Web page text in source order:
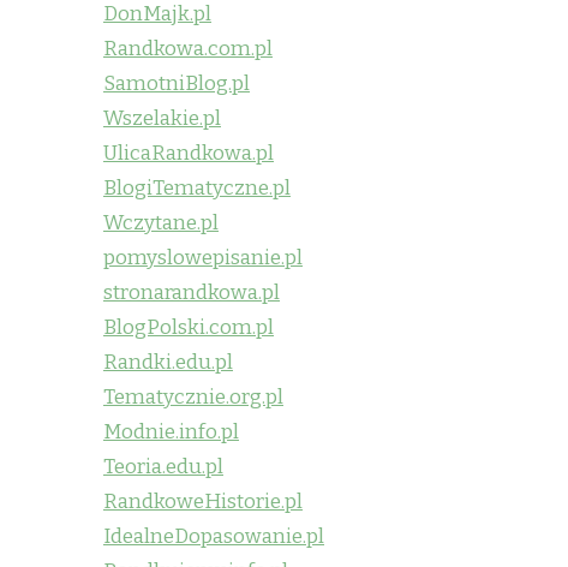
DonMajk.pl
Randkowa.com.pl
SamotniBlog.pl
Wszelakie.pl
UlicaRandkowa.pl
BlogiTematyczne.pl
Wczytane.pl
pomyslowepisanie.pl
stronarandkowa.pl
BlogPolski.com.pl
Randki.edu.pl
Tematycznie.org.pl
Modnie.info.pl
Teoria.edu.pl
RandkoweHistorie.pl
IdealneDopasowanie.pl